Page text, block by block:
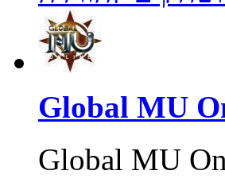
Global MU